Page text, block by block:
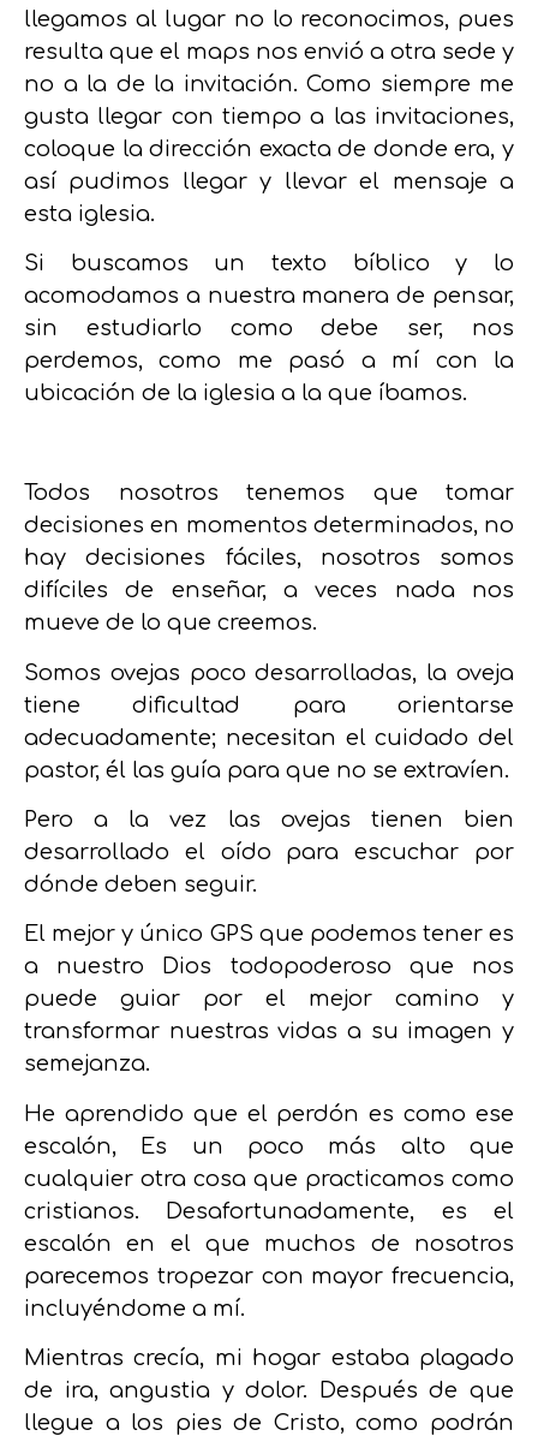
llegamos al lugar no lo reconocimos, pues
resulta que el maps nos envió a otra sede y
no a la de la invitación. Como siempre me
gusta llegar con tiempo a las invitaciones,
coloque la dirección exacta de donde era, y
así pudimos llegar y llevar el mensaje a
esta iglesia.
Si buscamos un texto bíblico y lo
acomodamos a nuestra manera de pensar,
sin estudiarlo como debe ser, nos
perdemos, como me pasó a mí con la
ubicación de la iglesia a la que íbamos.
Todos nosotros tenemos que tomar
decisiones en momentos determinados, no
hay decisiones fáciles, nosotros somos
difíciles de enseñar, a veces nada nos
mueve de lo que creemos.
Somos ovejas poco desarrolladas, la oveja
tiene dificultad para orientarse
adecuadamente; necesitan el cuidado del
pastor, él las guía para que no se extravíen.
Pero a la vez las ovejas tienen bien
desarrollado el oído para escuchar por
dónde deben seguir.
El mejor y único GPS que podemos tener es
a nuestro Dios todopoderoso que nos
puede guiar por el mejor camino y
transformar nuestras vidas a su imagen y
semejanza.
He aprendido que el perdón es como ese
escalón, Es un poco más alto que
cualquier otra cosa que practicamos como
cristianos. Desafortunadamente, es el
escalón en el que muchos de nosotros
parecemos tropezar con mayor frecuencia,
incluyéndome a mí.
Mientras crecía, mi hogar estaba plagado
de ira, angustia y dolor. Después de que
llegue a los pies de Cristo, como podrán